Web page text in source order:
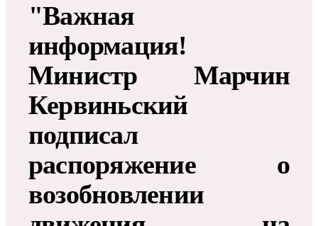
"Важная
информация!
Министр Марчин
Кервиньский
подписал
распоряжение о
возобновлении